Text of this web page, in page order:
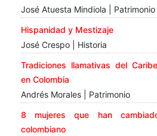
José Atuesta Mindiola | Patrimonio
Hispanidad y Mestizaje
José Crespo | Historia
Tradiciones llamativas del
en Colombia
Andrés Morales | Patrimonio
8 mujeres que han
colombiano